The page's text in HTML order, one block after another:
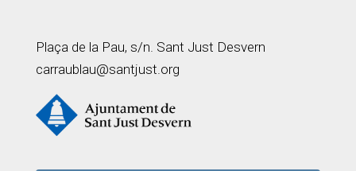
Plaça de la Pau, s/n. Sant Just Desvern
carraublau@santjust.org